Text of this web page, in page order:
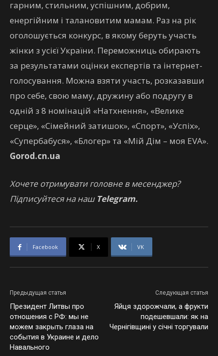
гарним, стильним, успішним, добрим,
енергійним і талановитим мамам. Раз на рік
оголошується конкурс, в якому беруть участь
жінки з усієї України. Переможниць обирають
за результатами оцінки експертів та інтернет-
голосування. Можна взяти участь, розказавши
про себе, свою маму, дружину або подругу в
одній з 8 номінацій «Натхнення», «Велике
серце», «Сімейний затишок», «Спорт», «Успіх»,
«Супербабуся», «Блогер» та «Мій Дім – моя EVA».
Gorod.cn.ua
Хочете отримувати головне в месенджер?
Підписуйтеся на наш Telegram.
Facebook X VK
Предыдущая статья
Президент Литвы про
отношения с РФ: мы не
можем закрыть глаза на
события в Украине и дело
Навального
Следующая статья
Яйця здорожчали, а фрукти
подешевшали: як на
Чернігівщині у січні торгували